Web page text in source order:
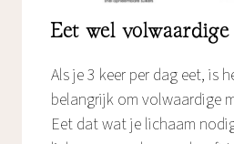
Eet wel
Als je 3 keer per dag eet, is
belangrijk om volwaardige
Eet dat wat je lichaam